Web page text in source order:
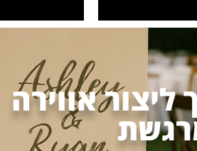
אווירה